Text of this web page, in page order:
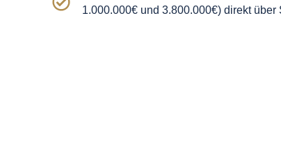
1.000.000€ und 3.800.000€) direkt über